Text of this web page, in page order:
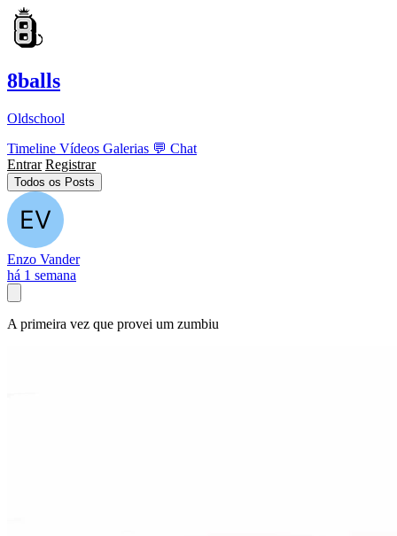
8balls
Oldschool
Timeline Vídeos Galerias 💬 Chat
Entrar Registrar
Todos os Posts
Enzo Vander
há 1 semana
A primeira vez que provei um zumbiu